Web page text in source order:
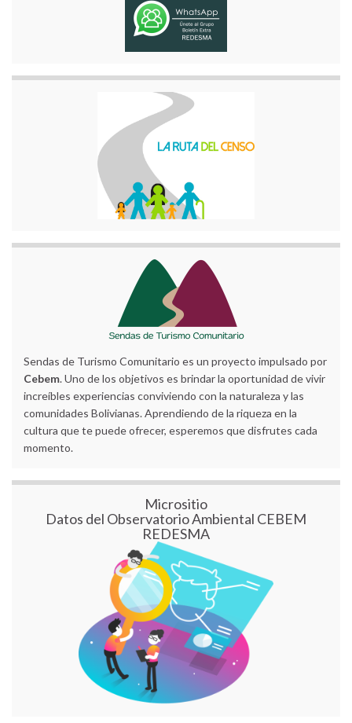
Sendas de Turismo Comunitario es un proyecto impulsado por
Cebem. Uno de los objetivos es brindar la oportunidad de vivir
increíbles experiencias conviviendo con la naturaleza y las
comunidades Bolivianas. Aprendiendo de la riqueza en la
cultura que te puede ofrecer, esperemos que disfrutes cada
momento.
Micrositio
Datos del Observatorio Ambiental CEBEM
REDESMA